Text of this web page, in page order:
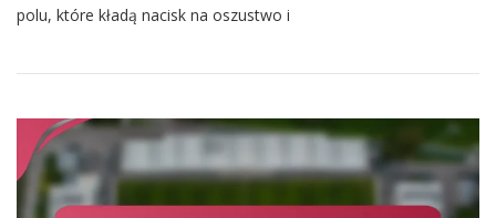
Ofensywie
Oszustwo,
Zmylenie,
Pozycjonowanie
polu, które kładą nacisk na oszustwo i